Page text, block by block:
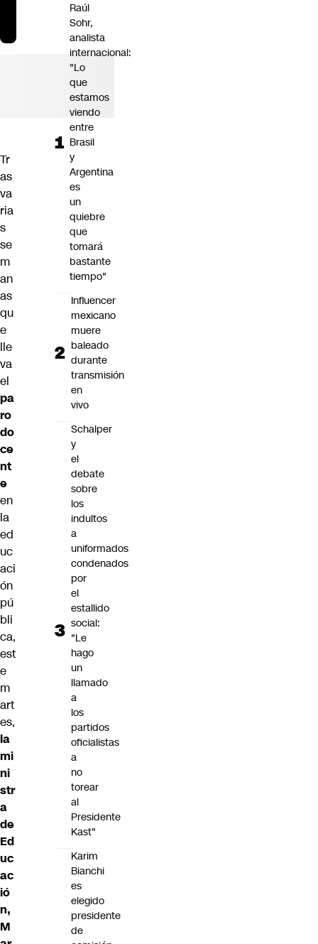
Tr
as
va
ria
s
se
m
an
as
qu
e
lle
va
el
pa
ro
do
ce
nt
e
en
la
ed
uc
aci
ón
pú
bli
ca,
est
e
m
art
es,
la
mi
ni
str
a
de
Ed
uc
ac
ió
n,
M
Raúl
Sohr,
analista
internacional:
"Lo
que
estamos
viendo
entre
Brasil
y
Argentina
es
un
quiebre
que
tomará
bastante
tiempo"
Influencer
mexicano
muere
baleado
durante
transmisión
en
vivo
Schalper
y
el
debate
sobre
los
indultos
a
uniformados
condenados
por
el
estallido
social:
"Le
hago
un
llamado
a
los
partidos
oficialistas
a
no
torear
al
Presidente
Kast"
Karim
Bianchi
es
elegido
presidente
de